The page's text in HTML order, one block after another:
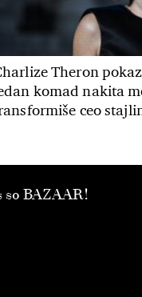
Theron
komad nakita
ceo
so BAZAAR!